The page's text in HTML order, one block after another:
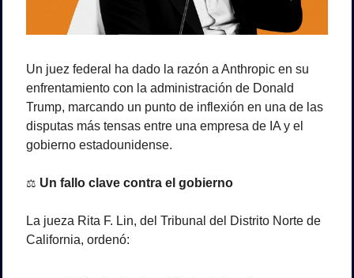
Un juez federal ha dado la razón a Anthropic en su
enfrentamiento con la administración de Donald
Trump, marcando un punto de inflexión en una de las
disputas más tensas entre una empresa de IA y el
gobierno estadounidense.
⚖️ Un fallo clave contra el gobierno
La jueza Rita F. Lin, del Tribunal del Distrito Norte de
California, ordenó: